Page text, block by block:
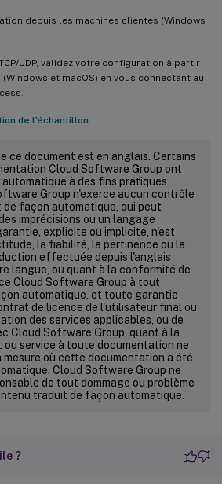
depuis les machines clientes (Windows
UDP, validez votre configuration à partir
et macOS) en vous connectant au
de l’échantillon
ce document est en anglais. Certains
Cloud Software Group ont
à des fins pratiques
Group n'exerce aucun contrôle
façon automatique, qui peut
imprécisions ou un langage
explicite ou implicite, n'est
la fiabilité, la pertinence ou la
effectuée depuis l'anglais
langue, ou quant à la conformité de
Cloud Software Group à tout
automatique, et toute garantie
de licence de l'utilisateur final ou
des services applicables, ou de
Cloud Software Group, quant à la
service à toute documentation ne
mesure où cette documentation a été
Cloud Software Group ne
de tout dommage ou problème
traduit de façon automatique.
?